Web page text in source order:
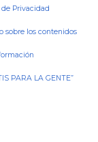
Privacidad
sobre los contenidos
PARA LA GENTE”